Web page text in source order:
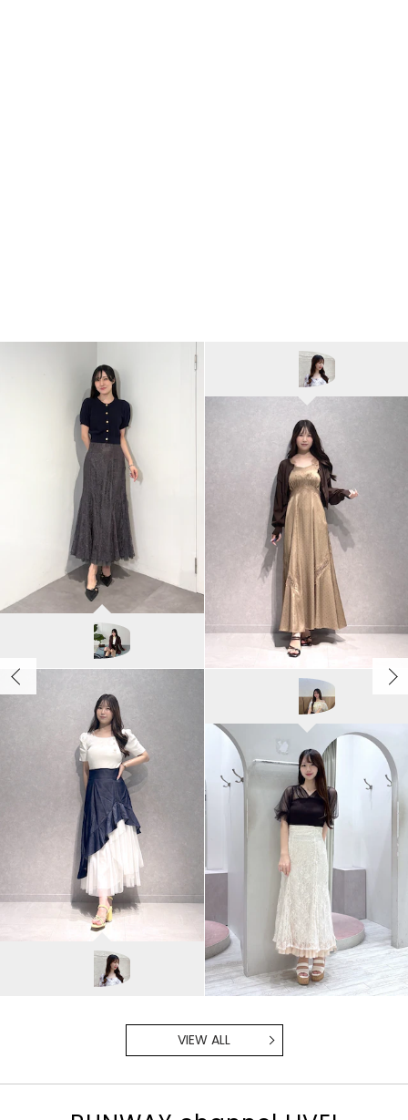
miho/163cm
ayamo/165cm
MERCURYDUO
kyoka/167cm
MERCURYDUO
NANA/155cm
VIEW ALL